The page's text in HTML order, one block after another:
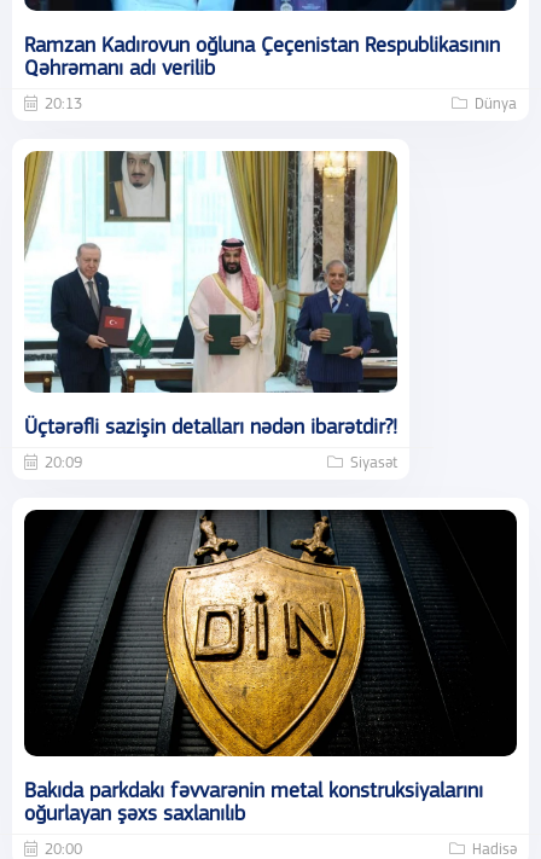
Ramzan Kadırovun oğluna Çeçenistan Respublikasının
Qəhrəmanı adı verilib
20:13 Dünya
Üçtərəfli sazişin detalları nədən ibarətdir?!
20:09 Siyasət
Bakıda parkdakı fəvvarənin metal konstruksiyalarını
oğurlayan şəxs saxlanılıb
20:00 Hadisə